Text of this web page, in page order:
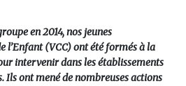
en 2014, nos jeunes
l’Enfant (VCC) ont été formés à la
intervenir dans les établissements
Ils ont mené de nombreuses actions